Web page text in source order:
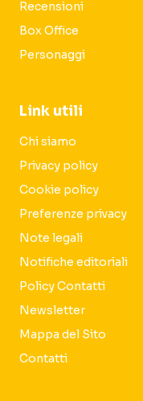
Recensioni
Box Office
Personaggi
Link utili
Chi siamo
Privacy policy
Cookie policy
Preferenze privacy
Note legali
Notifiche editoriali
Policy Contatti
Newsletter
Mappa del Sito
Contatti